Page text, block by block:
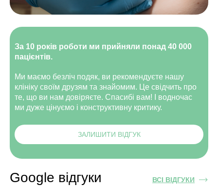
За 10 років роботи ми прийняли понад 40 000
пацієнтів.
Ми маємо безліч подяк, ви рекомендуєте нашу
клініку своїм друзям та знайомим. Це свідчить про
те, що ви нам довіряєте. Спасибі вам! І водночас
ми дуже цінуємо і конструктивну критику.
ЗАЛИШИТИ ВІДГУК
Google відгуки ВСІ ВІДГУКИ